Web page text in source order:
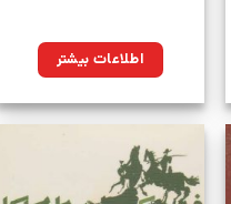
اطلاعات بیشتر